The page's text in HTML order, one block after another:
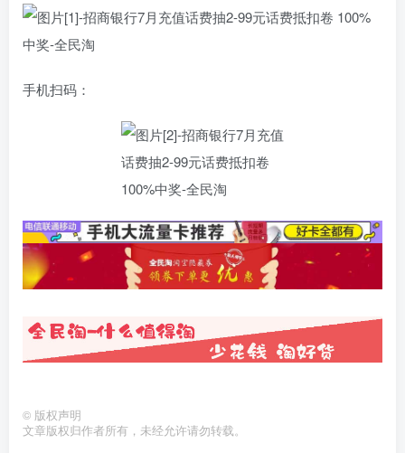
手机扫码：
© 版权声明
文章版权归作者所有，未经允许请勿转载。